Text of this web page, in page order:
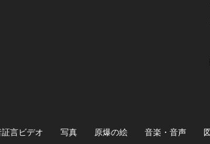
言ビデオ 写真 原爆の絵 音楽・音声